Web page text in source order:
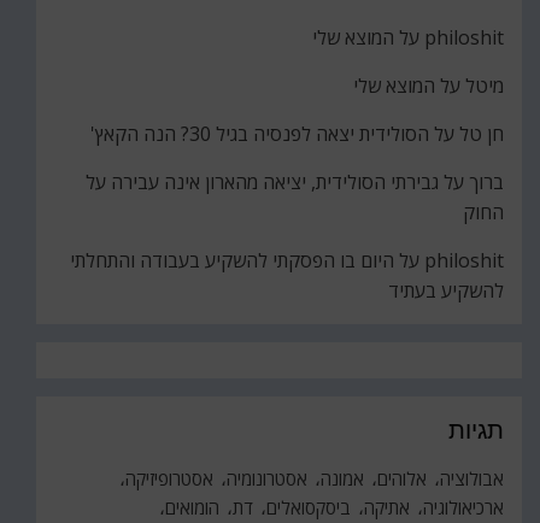
philoshit על המוצא שלי
מיטל על המוצא שלי
חן טל על הסולידית יצאה לפנסיה בגיל 30? הנה הקאץ'
ברוך על גבירתי הסולידית, יציאה מהארון אינה עבירה על
החוק
philoshit על היום בו הפסקתי להשקיע בעבודה והתחלתי
להשקיע בעתיד
תגיות
אבולוציה אלוהים אמונה אסטרונומיה
אסטרופיזיקה
ארכיאולוגיה
אתיקה ביסקסואלים דת הומואים